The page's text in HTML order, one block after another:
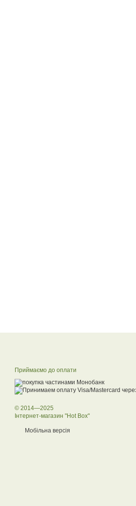
Приймаємо до оплати
© 2014—2025
Інтернет-магазин "Hot Box"
Мобільна версія